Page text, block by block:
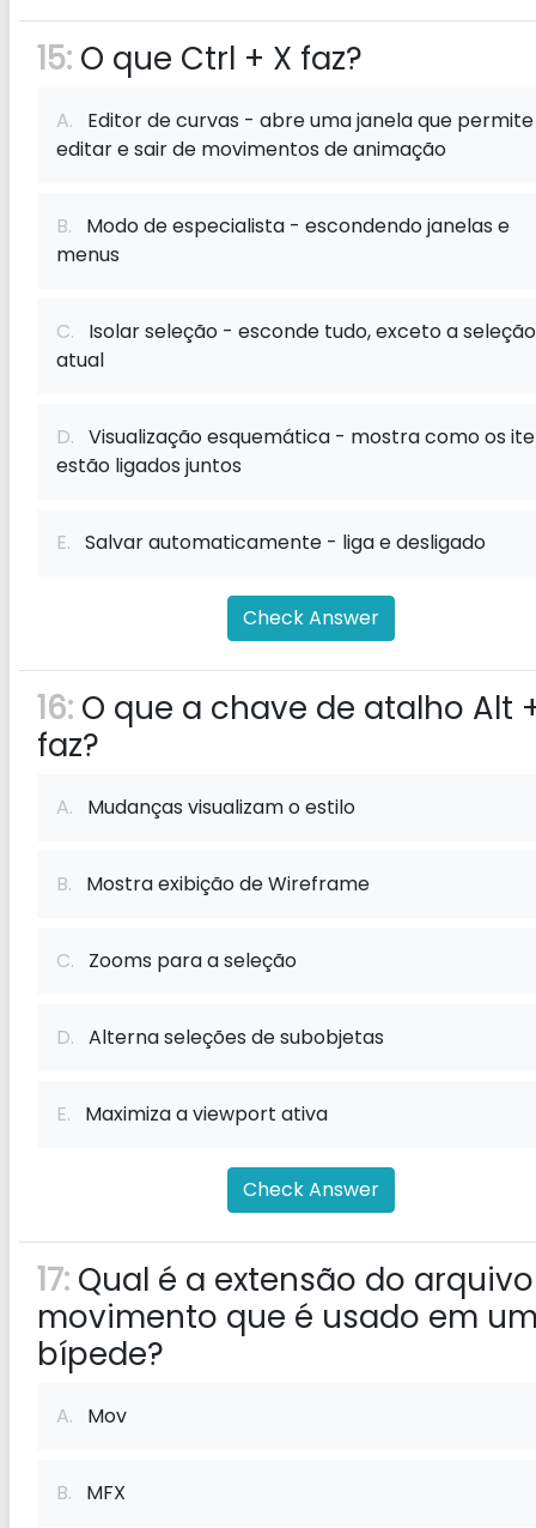
15: O que Ctrl + X faz?
A. Editor de curvas - abre uma janela que permite
editar e sair de movimentos de animação
B. Modo de especialista - escondendo janelas e
menus
C. Isolar seleção - esconde tudo, exceto a seleção
atual
D. Visualização esquemática - mostra como os
estão ligados juntos
E. Salvar automaticamente - liga e desligado
Check Answer
16: O que a chave de atalho Alt
faz?
A. Mudanças visualizam o estilo
B. Mostra exibição de Wireframe
C. Zooms para a seleção
D. Alterna seleções de subobjetas
E. Maximiza a viewport ativa
Check Answer
17: Qual é a extensão do
movimento que é usado em
bípede?
A. Mov
B. MFX